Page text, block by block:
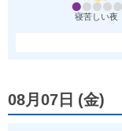
寝苦しい夜
08月07日 (金)